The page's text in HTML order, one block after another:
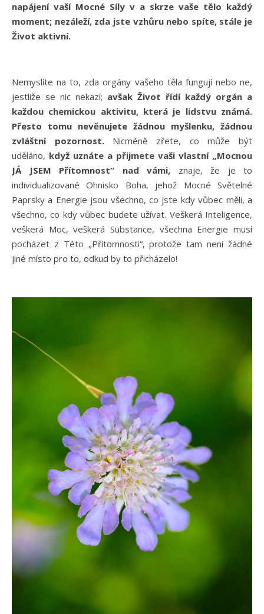
napájení vaší Mocné Síly v a skrze vaše tělo každý
moment; nezáleží, zda jste vzhůru nebo spíte, stále je
Život aktivní.
Nemyslíte na to, zda orgány vašeho těla fungují nebo ne,
jestliže se nic nekazí; avšak Život řídí každý orgán a
každou chemickou aktivitu, která je lidstvu známá.
Přesto tomu nevěnujete žádnou myšlenku, žádnou
zvláštní pozornost.Nicméně zřete, co může být
uděláno, když uznáte a přijmete vaši vlastní „Mocnou
JÁ JSEM Přítomnost“ nad vámi, znaje, že je to
individualizované Ohnisko Boha, jehož Mocné Světelné
Paprsky a Energie jsou všechno, co jste kdy vůbec měli, a
všechno, co kdy vůbec budete užívat. Veškerá Inteligence,
veškerá Moc, veškerá Substance, všechna Energie musí
pocházet z Této „Přítomnosti“, protože tam není žádné
jiné místo pro to, odkud by to přicházelo!